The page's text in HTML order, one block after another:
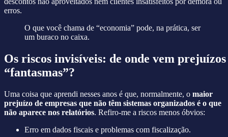
erros.
O que você chama de “economia” pode, na prática, ser
um buraco no caixa.
Os riscos invisíveis: de onde vem prejuízos
“fantasmas”?
Uma coisa que aprendi nesses anos é que, normalmente, o maior
prejuízo de empresas que não têm sistemas organizados é o que
não aparece nos relatórios. Refiro-me a riscos menos óbvios:
Erro em dados fiscais e problemas com fiscalização.